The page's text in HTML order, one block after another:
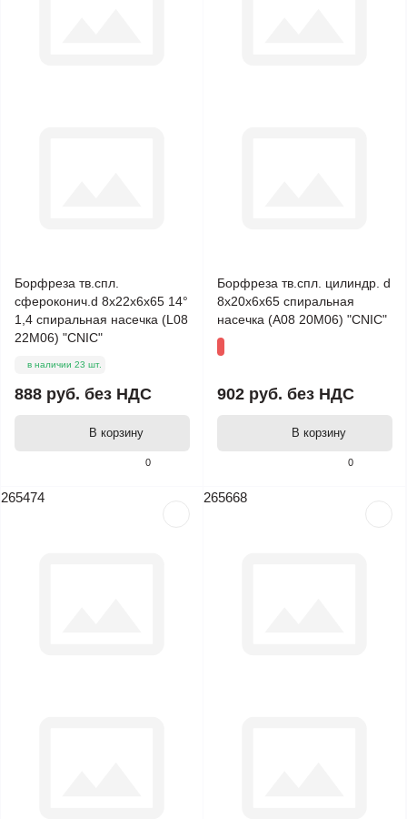
0
Борфреза тв.спл.
сфероконич.d 8х22х6х65 14°
1,4 спиральная насечка (L08
22М06) "CNIC"
в наличии 23 шт.
888 руб. без НДС
В корзину
0
Борфреза тв.спл. цилиндр. d
8х20х6х65 спиральная
насечка (А08 20М06) "CNIC"
902 руб. без НДС
В корзину
265474 265668